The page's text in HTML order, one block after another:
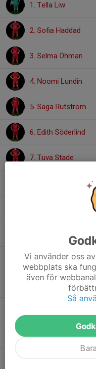
1. Tella Liw
2. Sofia Haddad
3. Selma Öhman
4. Noomi Lundin
5. Saga Rutström
6. Edith Söderlind
7. Tuva Stade
10. Isabelle Palmgren
11. Noelle Stenström
13. Greta Bäckström
15. Alva Österberg
Vi använder oss
webbplats ska
även för
Så